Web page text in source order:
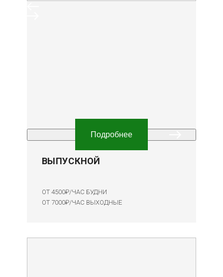
Подробнее
ВЫПУСКНОЙ
ОТ 4500₽/ЧАС БУДНИ
ОТ 7000₽/ЧАС ВЫХОДНЫЕ